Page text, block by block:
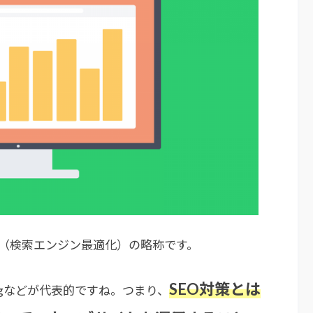
検索エンジン最適化）の略称です。
どが代表的ですね。つまり、 SEO対策とは